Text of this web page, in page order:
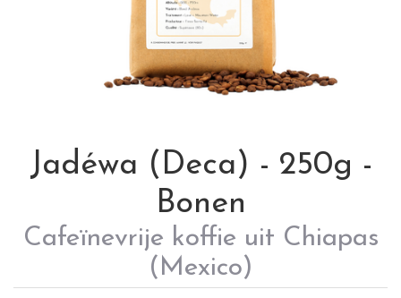
Jadéwa (Deca) - 250g -
Bonen
Cafeïnevrije koffie uit Chiapas
(Mexico)